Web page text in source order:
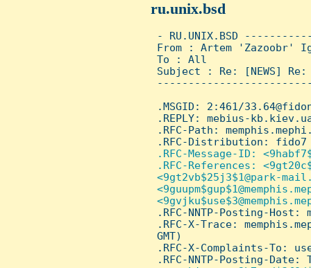
ru.unix.bsd
- RU.UNIX.BSD
From : Artem
To : All
Subject : Re: [NEWS] Re:
.MSGID: 2:461/
.REPLY: mebius-
.RFC-Path:
.RFC-Distribution: fido7
.RFC-Message-ID:
.RFC-References:
<9gt2vb$25j3$1@park-
.RFC-NNTP-Posting-Host:
.RFC-X-Trace:
GMT)
.RFC-X-Complaints-To:
.RFC-NNTP-Posting-